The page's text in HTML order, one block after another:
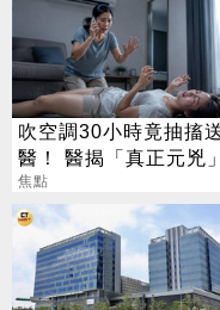
吹空調30小時竟抽搐
醫！ 醫揭「真正元兇
不是冷氣
焦點